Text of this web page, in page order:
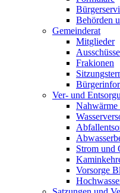
Behörden
Gemeinderat
Mitglieder
Ausschüsse
Frakionen
Ver- und
Nahwärme
Strom und
Vorsorge